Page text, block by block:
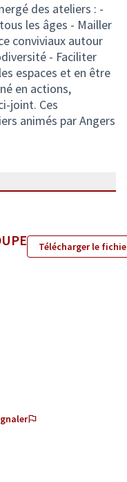
des ateliers : -
les âges - Mailler
conviviaux autour
- Faciliter
espaces et en être
en actions,
joint. Ces
animés par Angers
Télécharger le